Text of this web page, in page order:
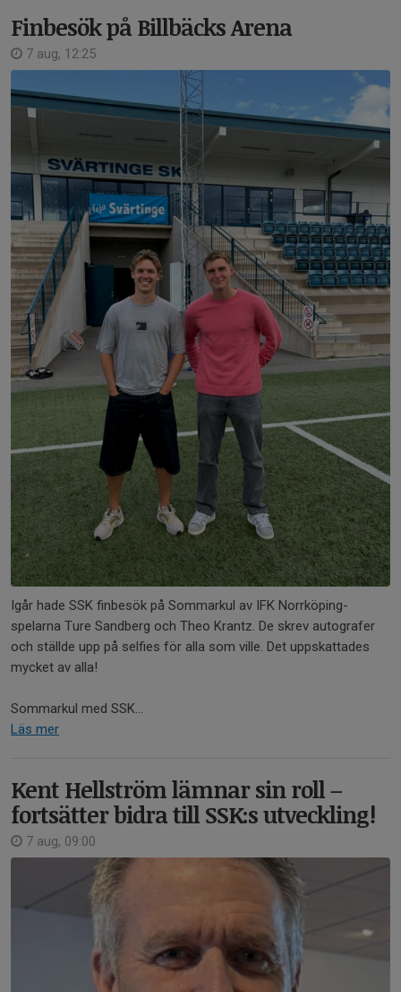
Finbesök på Billbäcks Arena
7 aug, 12:25
Igår hade SSK finbesök på Sommarkul av IFK Norrköping-
spelarna Ture Sandberg och Theo Krantz. De skrev autografer
och ställde upp på selfies för alla som ville. Det uppskattades
mycket av alla!
Sommarkul med SSK...
Läs mer
Kent Hellström lämnar sin roll –
fortsätter bidra till SSK:s utveckling!
7 aug, 09:00